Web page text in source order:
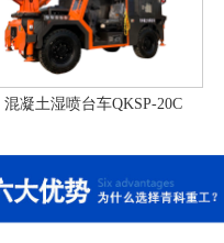
混凝土湿喷台车QKSP-20C